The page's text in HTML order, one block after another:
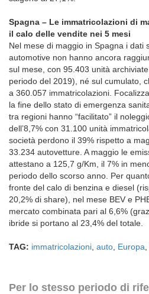
Spagna – Le immatricolazioni di
il calo delle vendite nei 5 mesi
Nel mese di maggio in Spagna i dati
automotive non hanno ancora
sul mese, con 95.403 unità
periodo del 2019), né sul cumulato,
a 360.057 immatricolazioni.
la fine dello stato di emergenza
tra regioni hanno “facilitato” il
dell’8,7% con 31.100 unità
società perdono il 39% rispetto a
33.234 autovetture. A maggio le
attestano a 125,7 g/Km, il 7% in
periodo dello scorso anno. Per
fronte del calo di benzina e diesel
20,2% di share), nel mese BEV e
mercato combinata pari al 6,6%
ibride si portano al 23,4% del totale.
TAG: immatricolazioni auto Europa
Per lo stesso periodo di